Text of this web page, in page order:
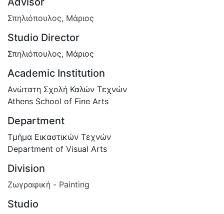
Σπηλιόπουλος, Μάριος
Studio Director
Σπηλιόπουλος, Μάριος
Academic Institution
Ανώτατη Σχολή Καλών Τεχνών
Athens School of Fine Arts
Department
Τμήμα Εικαστικών Τεχνών
Department of Visual Arts
Division
Ζωγραφική - Painting
Studio